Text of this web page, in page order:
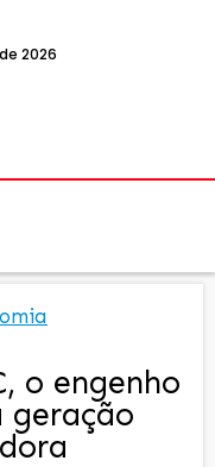
2026
o engenho
geração